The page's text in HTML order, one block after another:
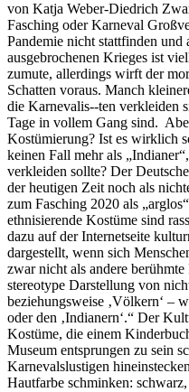
von Katja Weber-Diedrich
Fasching oder Karneval
Pandemie nicht stattfinden und
ausgebrochenen Krieges ist
zumute, allerdings wirft der
Schatten voraus. Manch
die Karnevalis--ten verkleiden
Tage in vollem Gang sind.
Kostümierung? Ist es wirklich
keinen Fall mehr als
verkleiden sollte? Der
der heutigen Zeit noch als
zum Fasching 2020 als
ethnisierende Kostüme sind
dazu auf der Internetseite
dargestellt, wenn sich
zwar nicht als andere berühmte
stereotype Darstellung von
beziehungsweise ‚Völkern‘ –
oder den ‚Indianern‘.“ Der
Kostüme, die einem
Museum entsprungen zu sein
Karnevalslustigen
Hautfarbe schminken: